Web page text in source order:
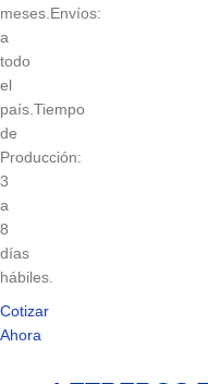
meses.Envíos:
a
todo
el
país.Tiempo
de
Producción:
3
a
8
días
hábiles.
Cotizar
Ahora